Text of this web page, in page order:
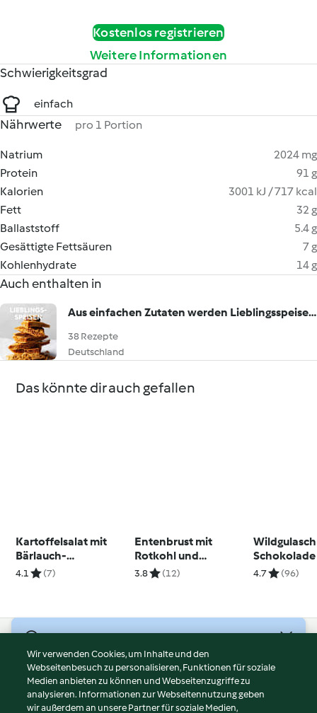
Kostenlos registrieren
Weitere Informationen
Schwierigkeitsgrad
einfach
Nährwerte pro 1 Portion
Natrium
2024 mg
Protein
91 g
Kalorien
3001 kJ / 717 kcal
Fett
32 g
Ballaststoff
5.4 g
Gesättigte Fettsäuren
7 g
Kohlenhydrate
14 g
Auch enthalten in
Aus einfachen Zutaten werden Lieblingsspeisen!
38 Rezepte
Deutschland
Das könnte dir auch gefallen
Kartoffelsalat mit
Bärlauch-
Mayonnaise
4.1 (7)
Entenbrust mit
Rotkohl und
Selleriepüree
3.8 (12)
Schokolade
4.7 (96)
Nutzungsbedingungen
Datenschutzrichtlinien
Disclaimer
Wir verwenden Cookies, um Inhalte und den
Webseitenbesuch zu personalisieren, Funktionen für soziale
Medien anbieten zu können und Webseitenzugriffe zu
analysieren. Informationen zur Webseitennutzung geben
wir außerdem an unsere Partner für soziale Medien,